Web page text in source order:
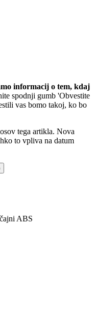
informacij o tem, kdaj
spodnji gumb 'Obvestite
vas bomo takoj, ko bo
tega artikla. Nova
to vpliva na datum
ABS